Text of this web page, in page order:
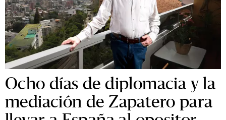
Ocho días de diplomacia y la
mediación de Zapatero para